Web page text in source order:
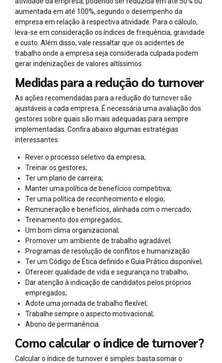
aumentada em até 100%, segundo o desempenho da
empresa em relação à respectiva atividade. Para o cálculo,
leva-se em consideração os índices de frequência, gravidade
e custo. Além disso, vale ressaltar que os acidentes de
trabalho onde a empresa seja considerada culpada podem
gerar indenizações de valores altíssimos.
Medidas para a redução do turnover
As ações recomendadas para a redução do turnover são
ajustáveis a cada empresa. É necessária uma avaliação dos
gestores sobre quais são mais adequadas para sempre
implementadas. Confira abaixo algumas estratégias
interessantes:
Rever o processo seletivo da empresa;
Treinar os gestores;
Ter um plano de carreira;
Manter uma política de benefícios competitiva;
Ter uma política de reconhecimento e elogio;
Remuneração e benefícios, alinhada com o mercado;
Treinamento dos empregados;
Um bom clima organizacional;
Promover um ambiente de trabalho agradável;
Programas de resolução de conflitos e humanização
Ter um Código de Ética definido e Guia Prático disponível;
Oferecer qualidade de vida e segurança no trabalho;
Dar atenção à indicação de candidatos pelos próprios
empregados;
Adote uma jornada de trabalho flexível;
Trabalhe sempre o aspecto motivacional;
Abono de permanência.
Como calcular o índice de turnover?
Calcular o índice de turnover é simples: basta somar o